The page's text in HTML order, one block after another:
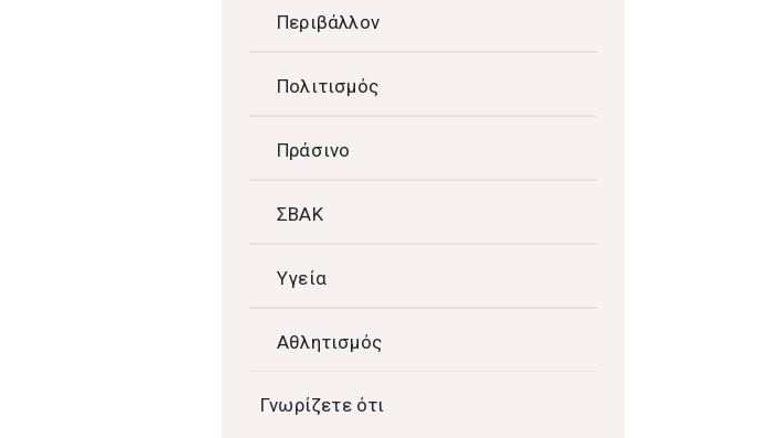
Περιβάλλον
Πολιτισμός
Πράσινο
ΣΒΑΚ
Υγεία
Αθλητισμός
Γνωρίζετε ότι